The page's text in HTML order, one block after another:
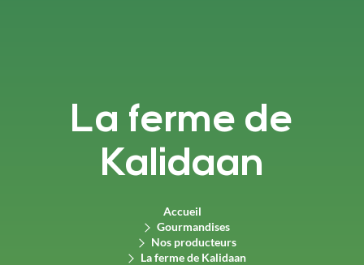
La ferme de
Kalidaan
Accueil
Gourmandises
Nos producteurs
La ferme de Kalidaan